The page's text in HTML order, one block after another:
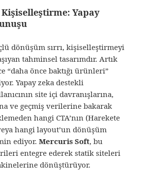
Yapay
dönüşüm sırrı, kişiselleştirmeyi
tahminsel tasarımdır. Artık
“daha önce baktığı ürünleri”
Yapay zeka destekli
site içi davranışlarına,
ve geçmiş verilerine bakarak
hangi CTA’nın (Harekete
hangi layout’un dönüşüm
ediyor.Mercuris Soft, bu
entegre ederek statik siteleri
dönüştürüyor.